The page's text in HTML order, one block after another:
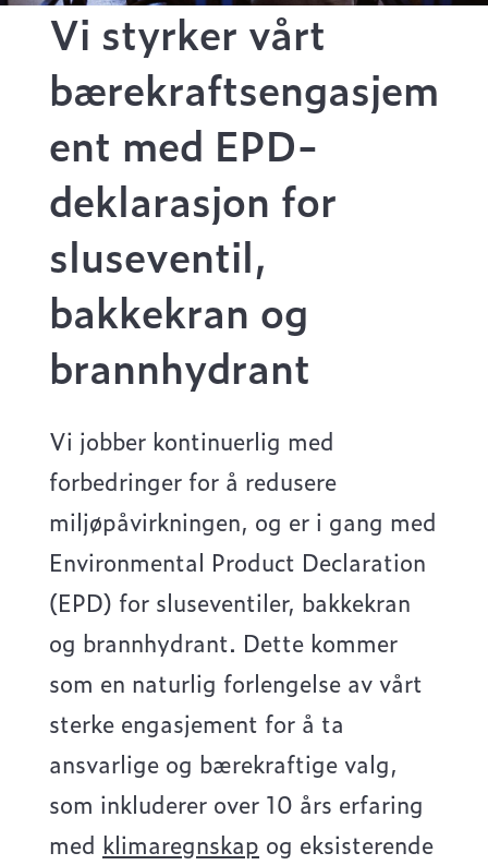
Vi styrker vårt
bærekraftsengasjem
ent med EPD-
deklarasjon for
sluseventil,
bakkekran og
brannhydrant
Vi jobber kontinuerlig med
forbedringer for å redusere
miljøpåvirkningen, og er i gang med
Environmental Product Declaration
(EPD) for sluseventiler, bakkekran
og brannhydrant. Dette kommer
som en naturlig forlengelse av vårt
sterke engasjement for å ta
ansvarlige og bærekraftige valg,
som inkluderer over 10 års erfaring
med klimaregnskap og eksisterende